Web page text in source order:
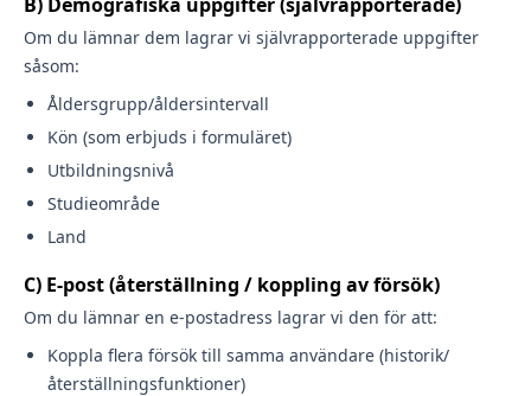
Om du lämnar dem lagrar vi självrapporterade uppgifter
såsom:
Åldersgrupp/åldersintervall
Kön (som erbjuds i formuläret)
Utbildningsnivå
Studieområde
Land
C) E-post (återställning / koppling av försök)
Om du lämnar en e-postadress lagrar vi den för att:
Koppla flera försök till samma användare (historik/
återställningsfunktioner)